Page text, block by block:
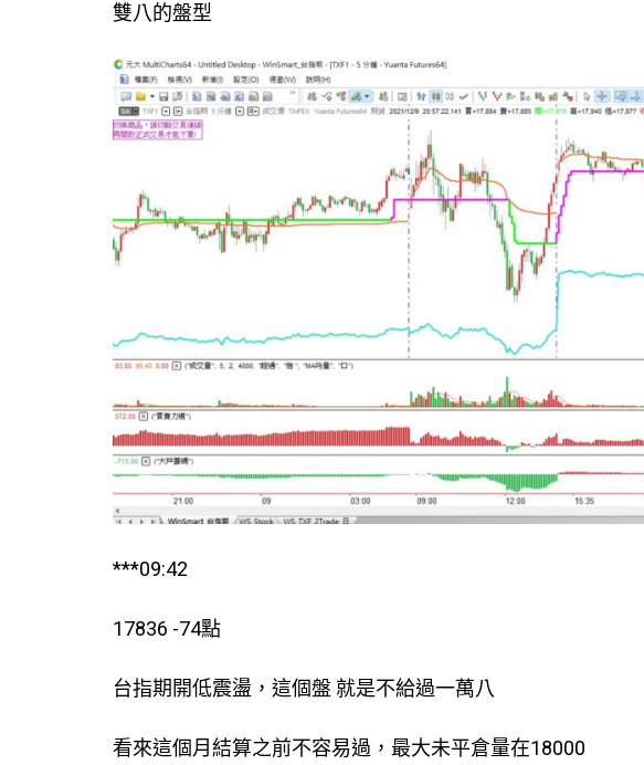
雙八的盤型
***09:42
17836 -74點
台指期開低震盪，這個盤 就是不給過一萬八
看來這個月結算之前不容易過，最大未平倉量在18000